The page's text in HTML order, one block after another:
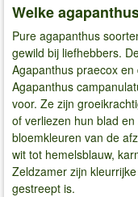
Welke
Pure agapanthus
gewild bij liefhebbers.
Agapanthus praecox
Agapanthus
voor. Ze zijn
of verliezen hun blad
bloemkleuren van de
wit tot hemelsblauw,
Zeldzamer zijn
gestreept is.